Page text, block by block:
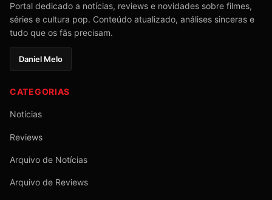
Portal dedicado a notícias, reviews e novidades sobre filmes,
séries e cultura pop. Conteúdo atualizado, análises sinceras e
tudo que os fãs precisam.
Daniel Melo
CATEGORIAS
Notícias
Reviews
Arquivo de Notícias
Arquivo de Reviews